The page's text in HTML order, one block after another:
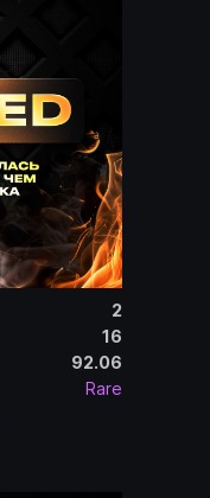
2
16
92.06
Rare